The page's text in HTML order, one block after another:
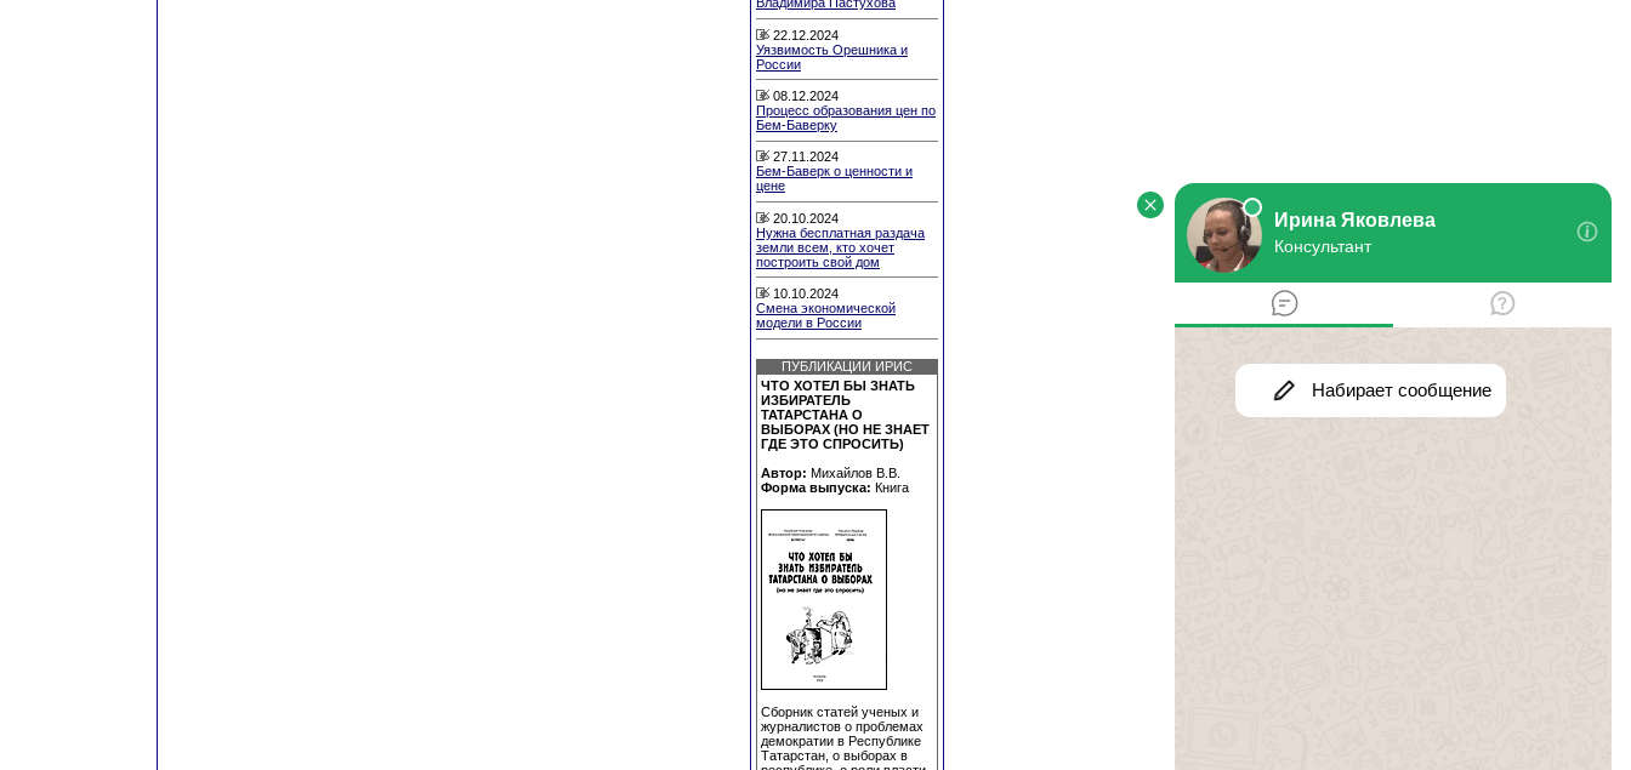
22.12.2024
Уязвимость Орешника и
России
08.12.2024
Процесс образования цен по
Бем-Баверку
27.11.2024
Бем-Баверк о ценности и
цене
20.10.2024
Нужна бесплатная раздача
земли всем, кто хочет
построить свой дом
10.10.2024
Смена экономической
модели в России
ПУБЛИКАЦИИ ИРИС
ЧТО ХОТЕЛ БЫ ЗНАТЬ
ИЗБИРАТЕЛЬ
ТАТАРСТАНА О
ВЫБОРАХ (НО НЕ ЗНАЕТ
ГДЕ ЭТО СПРОСИТЬ)
Автор: Михайлов В.В.
Форма выпуска: Книга
Сборник статей ученых и
журналистов о проблемах
демократии в Республике
Татарстан, о выборах в